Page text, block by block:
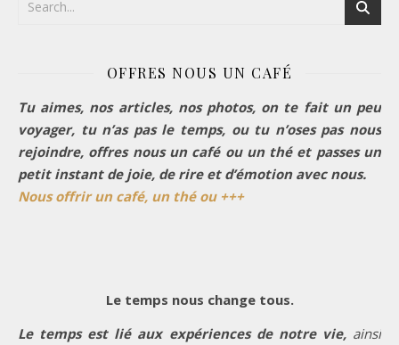
OFFRES NOUS UN CAFÉ
Tu aimes, nos articles, nos photos, on te fait un peu
voyager, tu n’as pas le temps, ou tu n’oses pas nous
rejoindre, offres nous un café ou un thé et passes un
petit instant de joie, de rire et d’émotion avec nous.
Nous offrir un café, un thé ou +++
Le temps nous change tous.
Le temps est lié aux expériences de notre vie, ainsi